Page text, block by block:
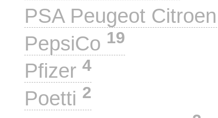
PSA Peugeot
PepsiCo 19
Pfizer 4
Poetti 2